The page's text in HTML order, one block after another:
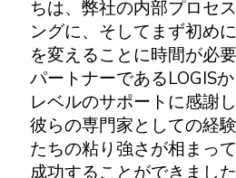
ちは、弊社の内部プロセ
ングに、そしてまず初め
を変えることに時間が必
パートナーであるLOGIS
レベルのサポートに感謝
彼らの専門家としての経
たちの粘り強さが相まっ
成功することができまし